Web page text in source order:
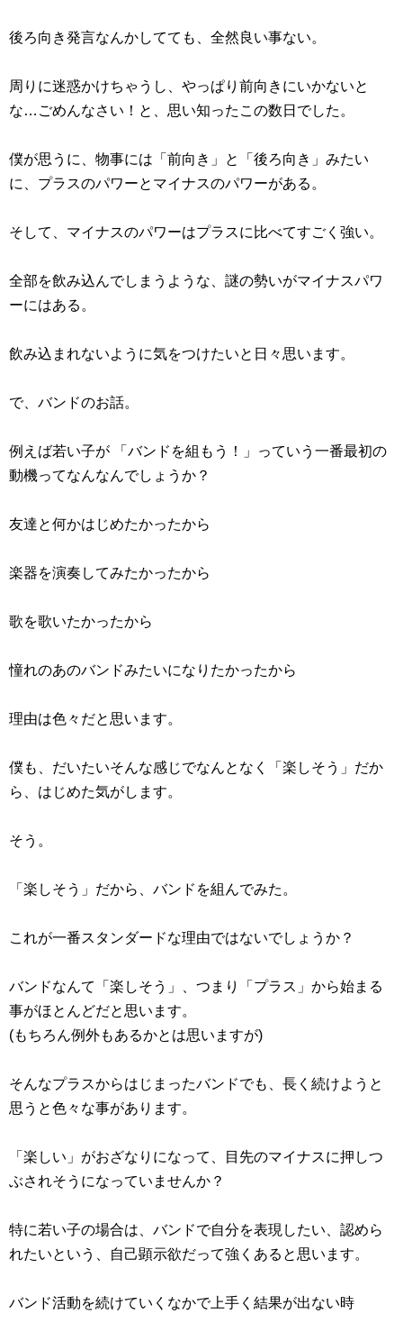
後ろ向き発言なんかしてても、全然良い事ない。
周りに迷惑かけちゃうし、やっぱり前向きにいかないと
な…ごめんなさい！と、思い知ったこの数日でした。
僕が思うに、物事には「前向き」と「後ろ向き」みたい
に、プラスのパワーとマイナスのパワーがある。
そして、マイナスのパワーはプラスに比べてすごく強い。
全部を飲み込んでしまうような、謎の勢いがマイナスパワ
ーにはある。
飲み込まれないように気をつけたいと日々思います。
で、バンドのお話。
例えば若い子が 「バンドを組もう！」っていう一番最初の
動機ってなんなんでしょうか？
友達と何かはじめたかったから
楽器を演奏してみたかったから
歌を歌いたかったから
憧れのあのバンドみたいになりたかったから
理由は色々だと思います。
僕も、だいたいそんな感じでなんとなく「楽しそう」だか
ら、はじめた気がします。
そう。
「楽しそう」だから、バンドを組んでみた。
これが一番スタンダードな理由ではないでしょうか？
バンドなんて「楽しそう」、つまり「プラス」から始まる
事がほとんどだと思います。
(もちろん例外もあるかとは思いますが)
そんなプラスからはじまったバンドでも、長く続けようと
思うと色々な事があります。
「楽しい」がおざなりになって、目先のマイナスに押しつ
ぶされそうになっていませんか？
特に若い子の場合は、バンドで自分を表現したい、認めら
れたいという、自己顕示欲だって強くあると思います。
バンド活動を続けていくなかで上手く結果が出ない時